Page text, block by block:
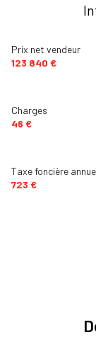
Prix net vendeur
123 840 €
Charges
46 €
Taxe foncière
723 €